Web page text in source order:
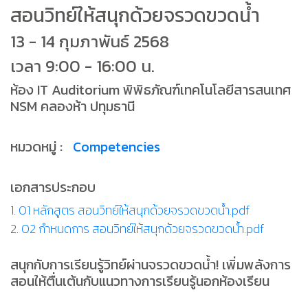
สอนวิทย์ให้สนุกด้วยจรวดขวดน้ำ
13 - 14 กุมภาพันธ์ 2568
เวลา 9:00 - 16:00 น.
ห้อง IT Auditorium พิพิธภัณฑ์เทคโนโลยีสารสนเทศ
NSM คลองห้า ปทุมธานี
หมวดหมู่ : Competencies
เอกสารประกอบ
1. 01 หลักสูตร สอนวิทย์ให้สนุกด้วยจรวดขวดน้ำ.pdf
2. 02 กำหนดการ สอนวิทย์ให้สนุกด้วยจรวดขวดน้ำ.pdf
สนุกกับการเรียนรู้วิทย์ผ่านจรวดขวดน้ำ! เพิ่มพลังการ
สอนให้ตื่นเต้นกับแนวทางการเรียนรู้นอกห้องเรียน